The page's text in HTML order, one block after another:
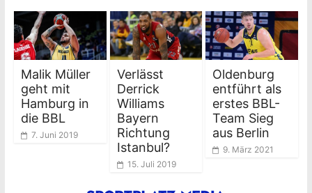
Malik Müller
geht mit
Hamburg in
die BBL
7. Juni 2019
Verlässt
Derrick
Williams
Bayern
Richtung
Istanbul?
15. Juli 2019
Oldenburg
entführt als
erstes BBL-
Team Sieg
aus Berlin
9. März 2021